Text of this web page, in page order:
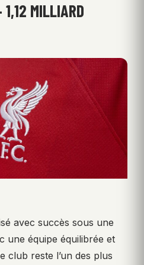
MILLIARD
avec succès sous une
une équipe équilibrée et
club reste l’un des plus